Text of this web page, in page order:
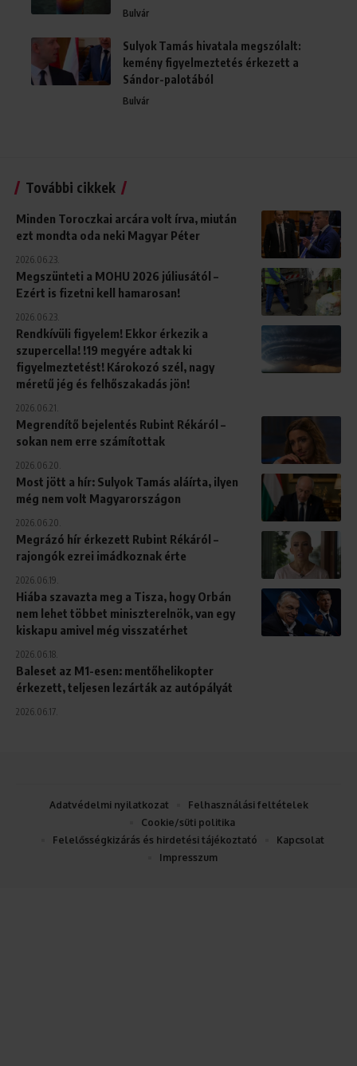
Bulvár
Sulyok Tamás hivatala megszólalt:
kemény figyelmeztetés érkezett a
Sándor-palotából
Bulvár
További cikkek
Minden Toroczkai arcára volt írva, miután
ezt mondta oda neki Magyar Péter
2026.06.23.
Megszünteti a MOHU 2026 júliusától –
Ezért is fizetni kell hamarosan!
2026.06.23.
Rendkívüli figyelem! Ekkor érkezik a
szupercella! !19 megyére adtak ki
figyelmeztetést! Károkozó szél, nagy
méretű jég és felhőszakadás jön!
2026.06.21.
Megrendítő bejelentés Rubint Rékáról –
sokan nem erre számítottak
2026.06.20.
Most jött a hír: Sulyok Tamás aláírta, ilyen
még nem volt Magyarországon
2026.06.20.
Megrázó hír érkezett Rubint Rékáról –
rajongók ezrei imádkoznak érte
2026.06.19.
Hiába szavazta meg a Tisza, hogy Orbán
nem lehet többet miniszterelnök, van egy
kiskapu amivel még visszatérhet
2026.06.18.
Baleset az M1-esen: mentőhelikopter
érkezett, teljesen lezárták az autópályát
2026.06.17.
Adatvédelmi nyilatkozat
Felhasználási feltételek
Cookie/süti politika
Felelősségkizárás és hirdetési tájékoztató
Kapcsolat
Impresszum